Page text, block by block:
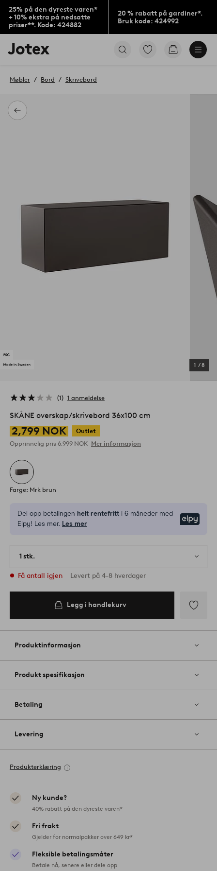
25% på den dyreste varen*
+ 10% ekstra på nedsatte
priser**. Kode: 424882
20 % rabatt på gardiner*.
Bruk kode: 424992
Jotex’
logo
til
Gå
Gå
Tilbake
Møbler Bord Skrivebord
1 /8
1 1 anmeldelse
SKÅNE overskap/skrivebord 36x100 cm
2,799 NOK
Outlet
Opprinnelig pris 6,999 NOK Mer informasjon
Farge: Mrk brun
Del opp betalingen helt rentefritt i 6 måneder med
Elpy! Les mer. Les mer
1 stk.
Få antall igjen Levert på 4-8 hverdager
Legg i handlekurv
til
Produktinformasjon
Produkt spesifikasjon
Betaling
Levering
Produkterklæring
Ny kunde?
40% rabatt på den dyreste varen*
Fri frakt
Gjelder for normalpakker over 649 kr*
Fleksible betalingsmåter
Betale nå, senere eller dele opp